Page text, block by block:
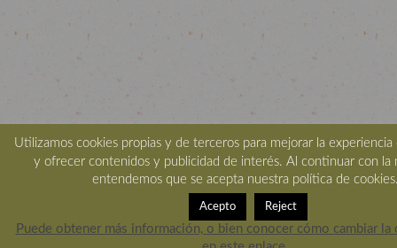
Utilizamos cookies propias y de terceros para mejorar la experiencia
y ofrecer contenidos y publicidad de interés. Al continuar con la
entendemos que se acepta nuestra política de
Acepto Reject
Puede obtener más información, o bien conocer cómo cambiar la